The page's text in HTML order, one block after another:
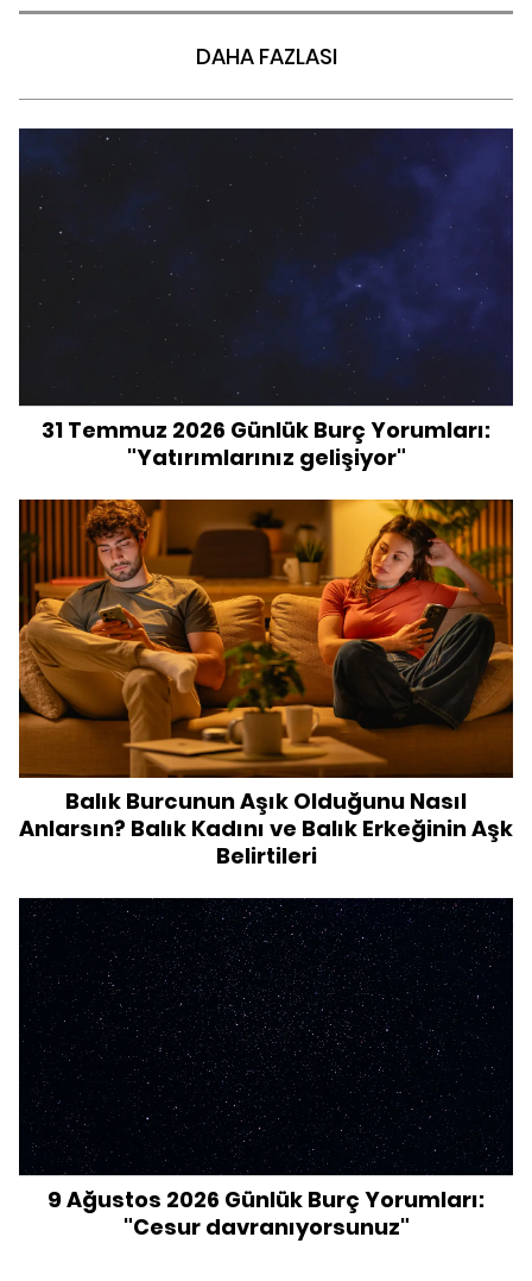
DAHA FAZLASI
31 Temmuz 2026 Günlük Burç Yorumları:
"Yatırımlarınız gelişiyor"
Balık Burcunun Aşık Olduğunu Nasıl
Anlarsın? Balık Kadını ve Balık Erkeğinin Aşk
Belirtileri
9 Ağustos 2026 Günlük Burç Yorumları:
"Cesur davranıyorsunuz"